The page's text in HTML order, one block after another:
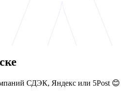
СДЭК, Яндекс или 5Post 😊